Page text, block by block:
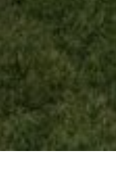
en una granja con
de una propiedad
con propiedades